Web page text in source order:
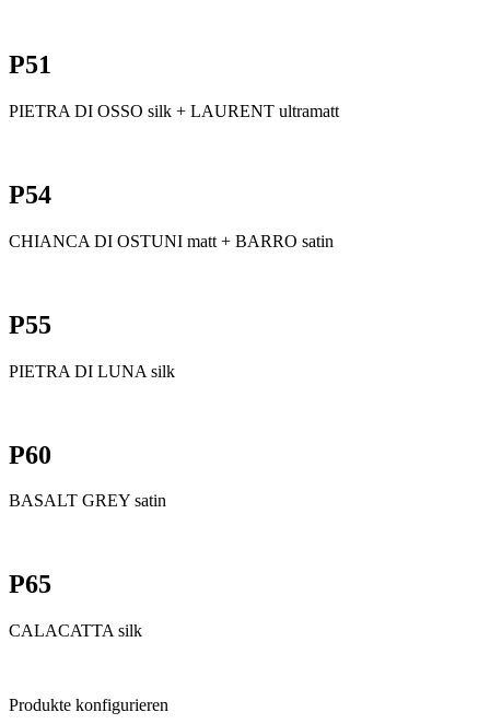
P51
PIETRA DI OSSO silk + LAURENT ultramatt
P54
CHIANCA DI OSTUNI matt + BARRO satin
P55
PIETRA DI LUNA silk
P60
BASALT GREY satin
P65
CALACATTA silk
Produkte konfigurieren